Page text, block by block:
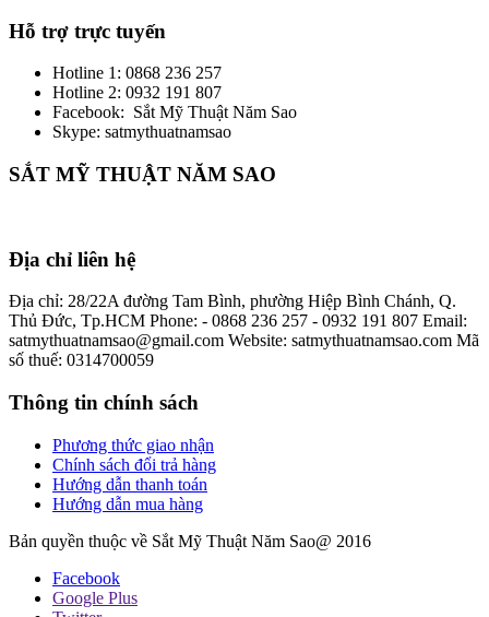
Hỗ trợ trực tuyến
Hotline 1: 0868 236 257
Hotline 2: 0932 191 807
Facebook: Sắt Mỹ Thuật Năm Sao
Skype: satmythuatnamsao
SẮT MỸ THUẬT NĂM SAO
Địa chỉ liên hệ
Địa chỉ: 28/22A đường Tam Bình, phường Hiệp Bình Chánh, Q.
Thủ Đức, Tp.HCM Phone: - 0868 236 257 - 0932 191 807 Email:
satmythuatnamsao@gmail.com Website: satmythuatnamsao.com Mã
số thuế: 0314700059
Thông tin chính sách
Phương thức giao nhận
Chính sách đổi trả hàng
Hướng dẫn thanh toán
Hướng dẫn mua hàng
Bản quyền thuộc về Sắt Mỹ Thuật Năm Sao@ 2016
Facebook
Google Plus